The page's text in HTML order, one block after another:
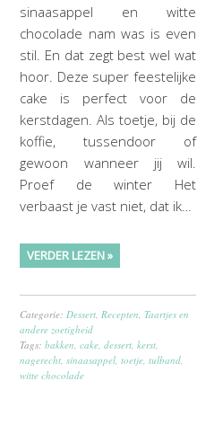
sinaasappel en witte
chocolade nam was is even
stil. En dat zegt best wel wat
hoor. Deze super feestelijke
cake is perfect voor de
kerstdagen. Als toetje, bij de
koffie, tussendoor of
gewoon wanneer jij wil.
Proef de winter Het
verbaast je vast niet, dat ik…
VERDER LEZEN »
Categorie: Dessert Recepten ,Taartjes en
andere zoetigheid
Tags:bakken ,cake ,dessert ,kerst
nagerecht ,sinaasappel ,toetje ,tulband
witte chocolade